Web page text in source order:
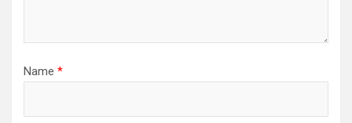
Name *